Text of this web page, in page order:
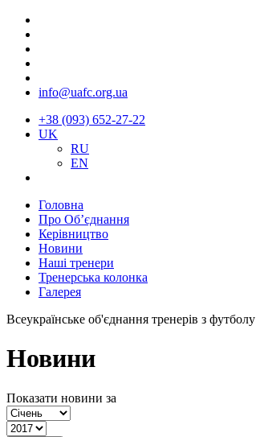
info@uafc.org.ua
+38 (093) 652-27-22
UK
RU
EN
Головна
Про Об’єднання
Керівництво
Новини
Наші тренери
Тренерська колонка
Галерея
Всеукраїнське об'єднання тренерів з футболу
Новини
Показати новини за